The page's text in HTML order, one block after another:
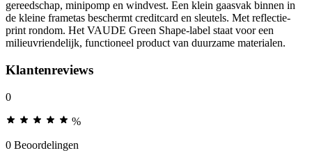
gereedschap, minipomp en windvest. Een klein gaasvak binnen in
de kleine frametas beschermt creditcard en sleutels. Met reflectie-
print rondom. Het VAUDE Green Shape-label staat voor een
milieuvriendelijk, functioneel product van duurzame materialen.
Klantenreviews
0
%
0 Beoordelingen